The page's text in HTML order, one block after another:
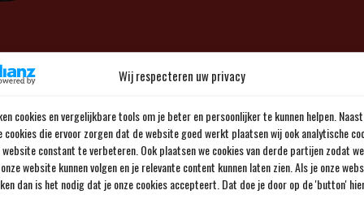
Wij respecteren uw privacy
cookies en vergelijkbare tools om je beter en persoonlijker te kunnen helpen. Naast
cookies die ervoor zorgen dat de website goed werkt plaatsen wij ook analytische
website constant te verbeteren. Ook plaatsen we cookies van derde partijen zodat
website kunnen volgen en je relevante content kunnen laten zien. Als je onze
dan is het nodig dat je onze cookies accepteert. Dat doe je door op de 'button'
wordt niet gepubliceerd. Verplichte velden zijn